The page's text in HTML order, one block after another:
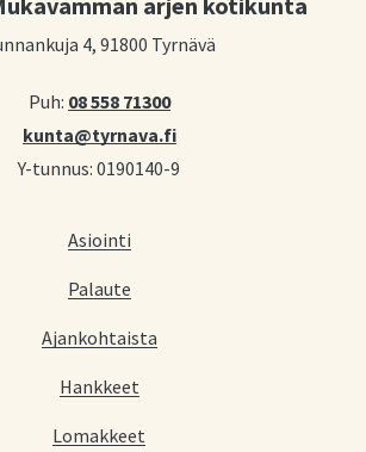
4, 91800 Tyrnävä
Puh: 08 558 71300
kunta@tyrnava.fi
Y-tunnus: 0190140-9
Asiointi
Palaute
Ajankohtaista
Hankkeet
Lomakkeet